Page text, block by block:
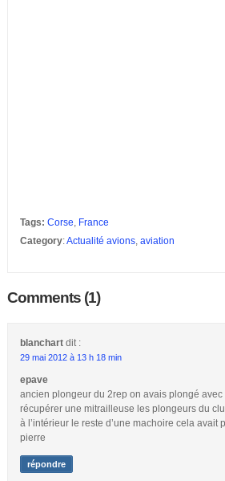
Tags: Corse France
Category:Actualité avions, aviation
Comments (1)
blanchart dit :
29 mai 2012 à 13 h 18 min
epave
ancien plongeur du 2rep on avais plongé
récupérer une mitrailleuse les plongeurs du
à l’intérieur le reste d’une machoire cela avait
pierre
répondre